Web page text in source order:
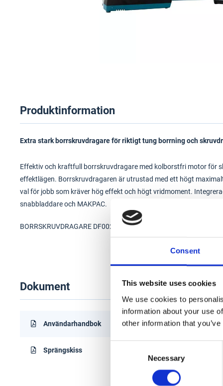
Consent
This website uses cookies
We use cookies to
information about your use
other information that
Necessary
Produktinformation
Extra stark borrskruvdragare för riktigt tung borrning och
Effektiv och kraftfull borrskruvdragare med kolborstfri motor för
effektlägen. Borrskruvdragaren är utrustad med ett högt
val för jobb som kräver hög effekt och högt vridmoment.
snabbladdare och MAKPAC.
BORRSKRUVDRAGARE DF002GD20
Dokument
Användarhandbok
Sprängskiss